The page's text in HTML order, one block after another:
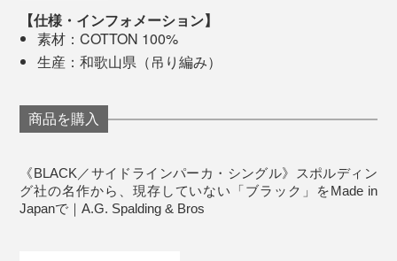
ハリがあって型崩れしにくいのに、しなやかな肌触り。
値で取引されていますが、その中でも特に人気なのが
A.G. Spalding & Bros製のものと言われています。1920
年代のヴィンテージともなると、悠に30万円は超えてく
【仕様・インフォメーション】
素材：COTTON 100%
生産：和歌山県（吊り編み）
商品を購入
《BLACK／サイドラインパーカ・シングル》スポルディン
グ社の名作から、現存していない「ブラック」をMade in
Japanで｜A.G. Spalding & Bros